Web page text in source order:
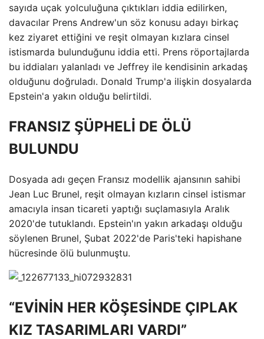
sayıda uçak yolculuğuna çıktıkları iddia edilirken,
davacılar Prens Andrew'un söz konusu adayı birkaç
kez ziyaret ettiğini ve reşit olmayan kızlara cinsel
istismarda bulunduğunu iddia etti. Prens röportajlarda
bu iddiaları yalanladı ve Jeffrey ile kendisinin arkadaş
olduğunu doğruladı. Donald Trump'a ilişkin dosyalarda
Epstein'a yakın olduğu belirtildi.
FRANSIZ ŞÜPHELİ DE ÖLÜ
BULUNDU
Dosyada adı geçen Fransız modellik ajansının sahibi
Jean Luc Brunel, reşit olmayan kızların cinsel istismar
amacıyla insan ticareti yaptığı suçlamasıyla Aralık
2020'de tutuklandı. Epstein'ın yakın arkadaşı olduğu
söylenen Brunel, Şubat 2022'de Paris'teki hapishane
hücresinde ölü bulunmuştu.
“EVİNİN HER KÖŞESİNDE ÇIPLAK
KIZ TASARIMLARI VARDI”